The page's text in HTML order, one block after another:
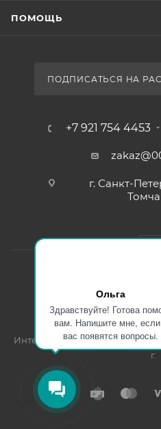
Ольга
Здравствуйте! Готова
вам. Напишите мне,
вас появятся вопросы.
ПОМОЩЬ
ПОДПИСАТЬСЯ НА
+7 921 754 4453
г. Санкт-
Интернет магазин мебели в
г.